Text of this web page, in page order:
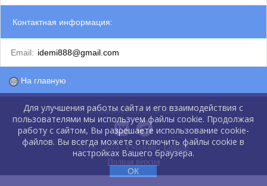
Контактная информация:
Email: idemi888@gmail.com
На главную
GlobalCMS.Ru 2012-2026
Язык сайта :Русский| English
Полная версия
Для улучшения работы сайта и его взаимодействия с
пользователями мы используем файлы cookie. Продолжая
работу с сайтом, Вы разрешаете использование cookie-
файлов. Вы всегда можете отключить файлы cookie в
настройках Вашего браузера.
ОК